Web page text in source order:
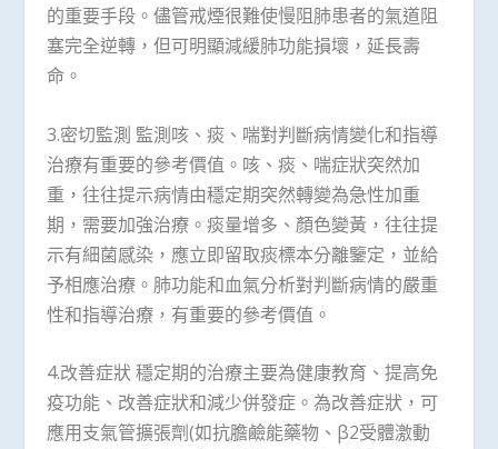
的重要手段。儘管戒煙很難使慢阻肺患者的氣道阻
塞完全逆轉，但可明顯減緩肺功能損壞，延長壽
命。
3.密切監測 監測咳、痰、喘對判斷病情變化和指導
治療有重要的參考價值。咳、痰、喘症狀突然加
重，往往提示病情由穩定期突然轉變為急性加重
期，需要加強治療。痰量增多、顏色變黃，往往提
示有細菌感染，應立即留取痰標本分離鑒定，並給
予相應治療。肺功能和血氣分析對判斷病情的嚴重
性和指導治療，有重要的參考價值。
4.改善症狀 穩定期的治療主要為健康教育、提高免
疫功能、改善症狀和減少併發症。為改善症狀，可
應用支氣管擴張劑(如抗膽鹼能藥物、β2受體激動